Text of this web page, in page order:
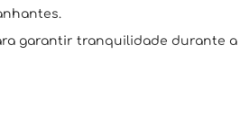
garantir tranquilidade durante a